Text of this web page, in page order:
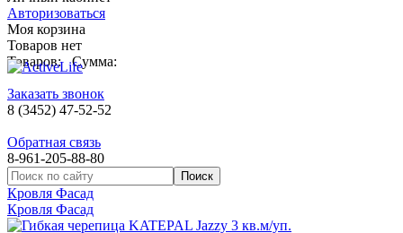
Авторизоваться
Моя корзина
Товаров нет
Товаров: Сумма:
Заказать звонок
8 (3452) 47-52-52
Обратная связь
8-961-205-88-80
Кровля Фасад
Кровля Фасад